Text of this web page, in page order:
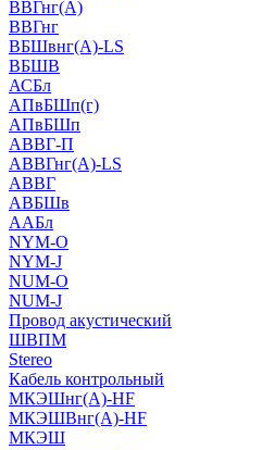
ВВГнг(А)
ВВГнг
ВБШвнг(А)-LS
ВБШВ
АСБл
АПвБШп(г)
АПвБШп
АВВГ-П
АВВГнг(А)-LS
АВВГ
АВБШв
ААБл
NYM-O
NYM-J
NUM-О
NUM-J
Провод акустический
ШВПМ
Stereo
Кабель контрольный
МКЭШнг(A)-HF
МКЭШВнг(А)-HF
МКЭШ